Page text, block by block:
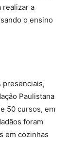
realizar a
o ensino
presenciais,
Paulistana
50 cursos, em
foram
em cozinhas